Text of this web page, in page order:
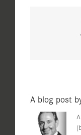
A blog post